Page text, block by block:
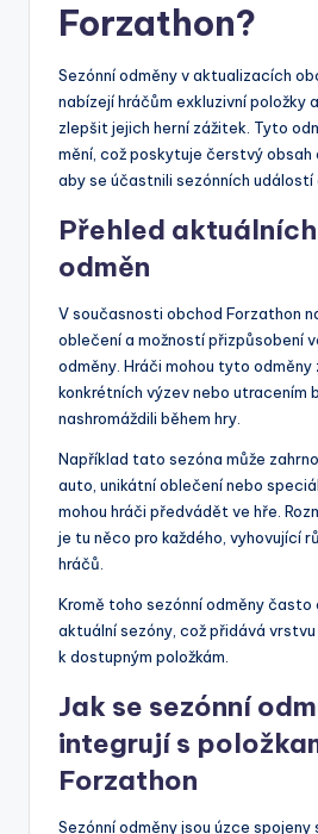
Forzathon?
Sezónní odměny v aktualizacích
nabízejí hráčům exkluzivní položky
zlepšit jejich herní zážitek. Tyto
mění, což poskytuje čerstvý obsah
aby se účastnili sezónních událostí
Přehled
odměn
V současnosti obchod Forzathon
oblečení a možností přizpůsobení
odměny. Hráči mohou tyto odměny
konkrétních výzev nebo utracením
nashromáždili během hry.
Například tato sezóna může
auto, unikátní oblečení nebo
mohou hráči předvádět ve hře.
je tu něco pro každého, vyhovující
hráčů.
Kromě toho sezónní odměny často
aktuální sezóny, což přidává
k dostupným položkám.
Jak se sezónní
integrují s
Forzathon
Sezónní odměny jsou úzce spojeny